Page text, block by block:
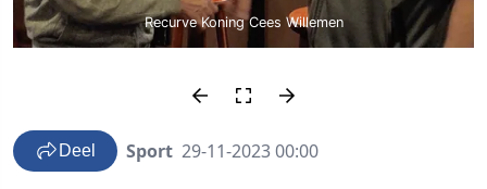
Recurve Koning Cees Willemen
Deel Sport 29-11-2023 00:00